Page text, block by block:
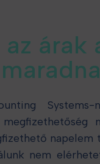
árak
napelem
nem